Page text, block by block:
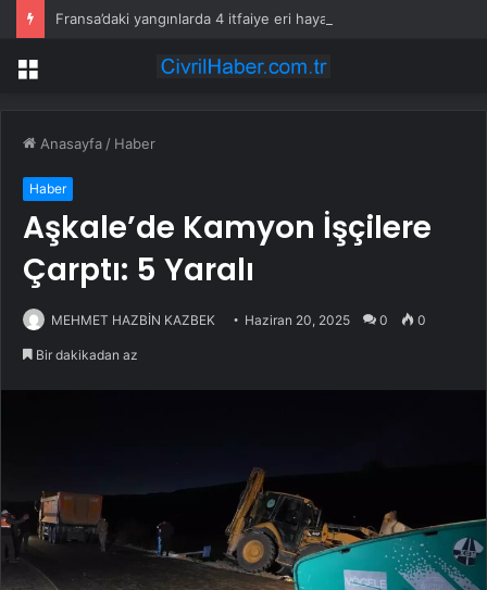
Fransa’daki yangınlarda 4 itfaiye eri hayatını kaybetti
Menü
Anasayfa / Haber
Haber
Aşkale’de Kamyon İşçilere
Çarptı: 5 Yaralı
MEHMET HAZBİN KAZBEK Haziran 20, 2025 0 0
Bir dakikadan az